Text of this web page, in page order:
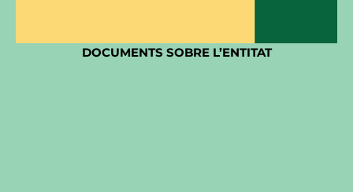
DOCUMENTS SOBRE L’ENTITAT